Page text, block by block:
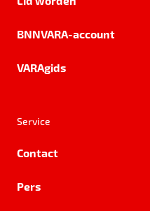
BNNVARA-account
VARAgids
Service
Contact
Pers